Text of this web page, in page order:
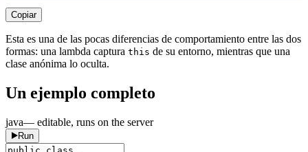
Copiar
Esta es una de las pocas diferencias de comportamiento entre las dos
formas: una lambda captura this de su entorno, mientras que una
clase anónima lo oculta.
Un ejemplo completo
java— editable, runs on the server
Run